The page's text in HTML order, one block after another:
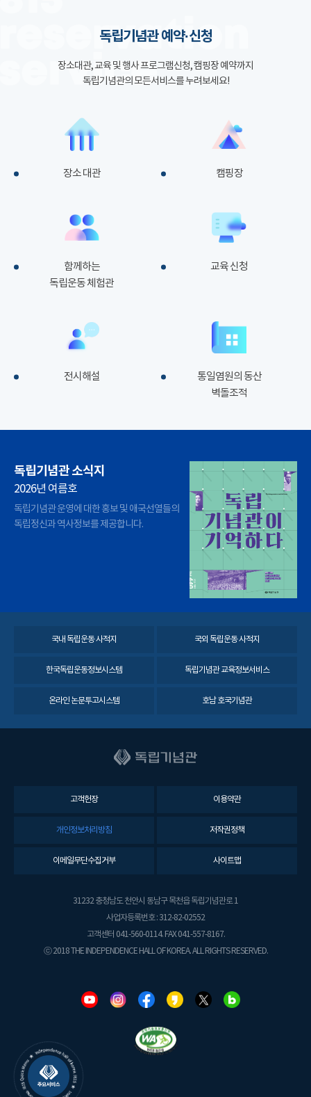
독립기념관 예약·신청
장소대관, 교육 및 행사 프로그램신청, 캠핑장 예약까지
독립기념관의 모든서비스를 누려보세요!
장소 대관 캠핑장
함께하는
독립운동 체험관
교육 신청
전시해설
통일염원의 동산
벽돌조적
독립기념관 소식지
2026년 여름호
독립기념관 운영에 대한 홍보 및 애국선열들의
독립정신과 역사정보를 제공합니다.
국내 독립운동 사적지 국외 독립운동 사적지
한국독립운동정보시스템 독립기념관 교육정보서비스
온라인 논문투고시스템 호남 호국기념관
고객헌장 이용약관
개인정보처리방침 저작권정책
이메일무단수집거부 사이트맵
31232 충청남도 천안시 동남구 목천읍 독립기념관로 1
사업자등록번호 : 312-82-02552
고객센터 041-560-0114. FAX 041-557-8167.
ⓒ 2018 THE INDEPENDENCE HALL OF KOREA. ALL RIGHTS RESERVED.